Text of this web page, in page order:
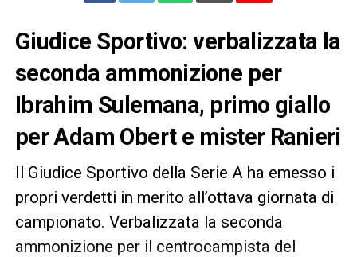
Giudice Sportivo: verbalizzata la
seconda ammonizione per
Ibrahim Sulemana, primo giallo
per Adam Obert e mister Ranieri
Il Giudice Sportivo della Serie A ha emesso i
propri verdetti in merito all’ottava giornata di
campionato. Verbalizzata la seconda
ammonizione per il centrocampista del